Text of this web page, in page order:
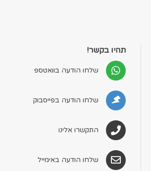
תהיו בקשר!
שלחו הודעה בוואטספ
שלחו הודעה בפייסבוק
התקשרו אלינו
שלחו הודעה באימייל